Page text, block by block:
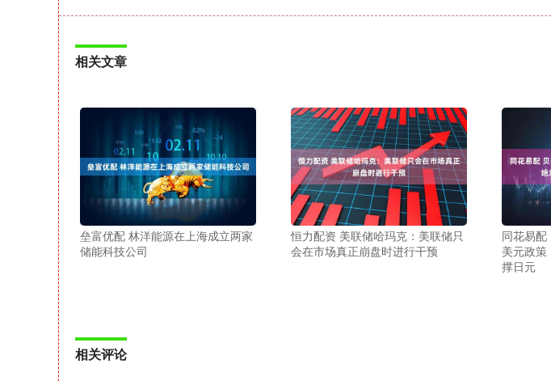
相关文章
垒富优配 林洋能源在上海成立两家
储能科技公司
恒力配资 美联储哈玛克：美联储只
会在市场真正崩盘时进行干预
同花易配
美元政策
撑日元
相关评论